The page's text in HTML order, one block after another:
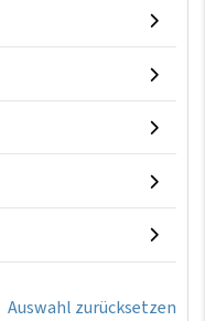
Auswahl zurücksetzen